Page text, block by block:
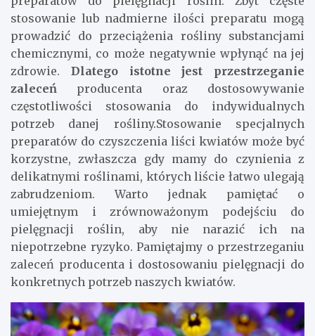
stosowanie lub nadmierne ilości preparatu mogą
prowadzić do przeciążenia rośliny substancjami
chemicznymi, co może negatywnie wpłynąć na jej
zdrowie. Dlatego istotne jest przestrzeganie
zaleceń producenta oraz dostosowywanie
częstotliwości stosowania do indywidualnych
potrzeb danej rośliny.Stosowanie specjalnych
preparatów do czyszczenia liści kwiatów może być
korzystne, zwłaszcza gdy mamy do czynienia z
delikatnymi roślinami, których liście łatwo ulegają
zabrudzeniom. Warto jednak pamiętać o
umiejętnym i zrównoważonym podejściu do
pielęgnacji roślin, aby nie narazić ich na
niepotrzebne ryzyko. Pamiętajmy o przestrzeganiu
zaleceń producenta i dostosowaniu pielęgnacji do
konkretnych potrzeb naszych kwiatów.